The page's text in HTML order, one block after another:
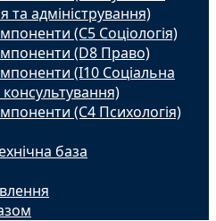
та адміністрування)
(С5 Соціологія)
(D8 Право)
(I10 Соціальна
(С4 Психологія)
база